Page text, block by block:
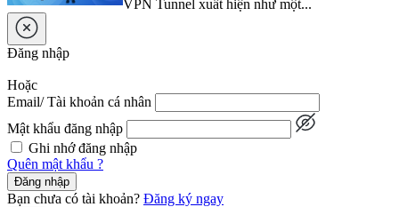
VPN Tunnel xuất hiện như một...
Đăng nhập
Hoặc
Email/ Tài khoản cá nhân
Mật khẩu đăng nhập
Ghi nhớ đăng nhập
Quên mật khẩu ?
Đăng nhập
Bạn chưa có tài khoản? Đăng ký ngay